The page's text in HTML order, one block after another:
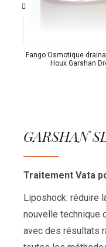
Fango Osmotique
Houx Garshan
GARSHAN
Traitement Vata
Liposhock: réduire
nouvelle technique
avec des résultats